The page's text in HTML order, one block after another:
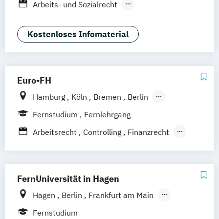
Hamburg Hannover
Kaiserslautern/Kusel Kiel
Ludwigshafen/Diez München
Online-Fernstudium Regensburg Stade
Stuttgart Köln
Offenbach bei Frankfurt am Main
Schwarzheide/Oberspreewald-Lausitz bei
Arbeits- und Sozialrecht
Unternehmensrecht Wirtschaftsrecht
Kostenloses Infomaterial
Euro-FH
Hamburg Köln Bremen
Berlin
Göttingen
Frankfurt am Main
Fernstudium
Fernlehrgang
Arbeitsrecht
Controlling
Finanzrecht
Investition und Finanzierung
Mergers & Acquisitions
Personal und Organisation
FernUniversität in Hagen
Hagen Berlin
Frankfurt am Main
Hamburg
Fernstudium